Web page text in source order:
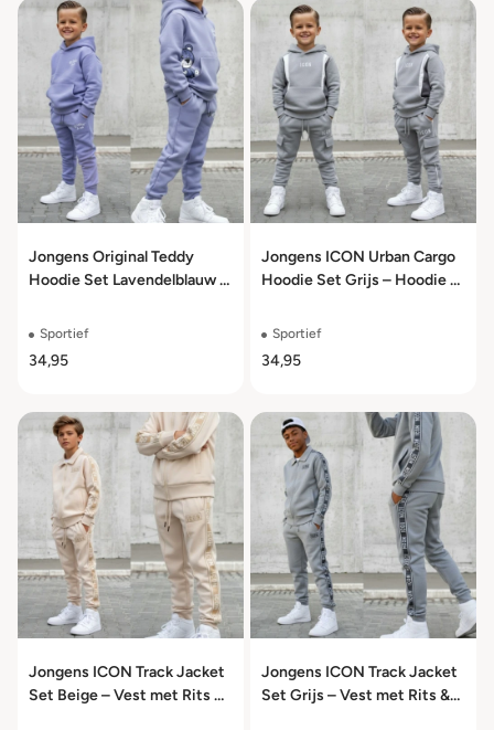
Jongens Original Teddy
Hoodie Set Lavendelblauw –
Maat 104/110 t/m 158/164
Sportief
34,95
Jongens ICON Urban Cargo
Hoodie Set Grijs – Hoodie &
104/110 t/m 158/164
Sportief
34,95
Jongens ICON Track Jacket
Set Beige – Vest met Rits &
Jongens ICON Track Jacket
Set Grijs – Vest met Rits &